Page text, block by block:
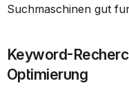
Suchmaschinen gut
Keyword-
Optimierung